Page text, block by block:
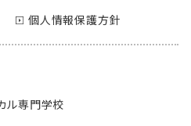
個人情報保護方針
ル専門学校